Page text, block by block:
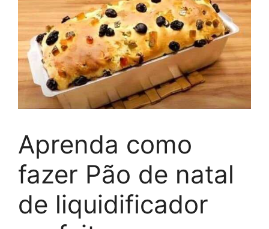
Aprenda como
fazer Pão de natal
de liquidificador